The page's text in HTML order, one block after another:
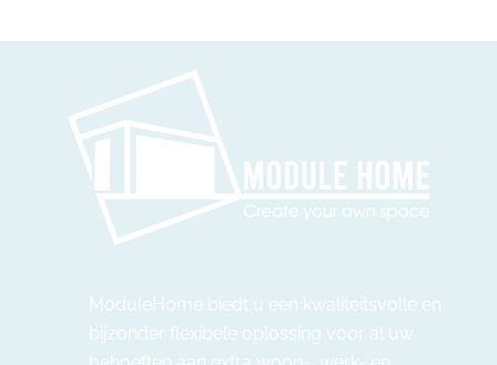
ModuleHome biedt u een kwaliteitsvolle en
bijzonder flexibele oplossing voor al uw